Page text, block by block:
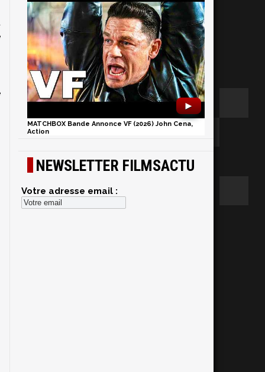
►
MATCHBOX Bande Annonce VF (2026) John Cena,
Action
NEWSLETTER FILMSACTU
Votre adresse email :